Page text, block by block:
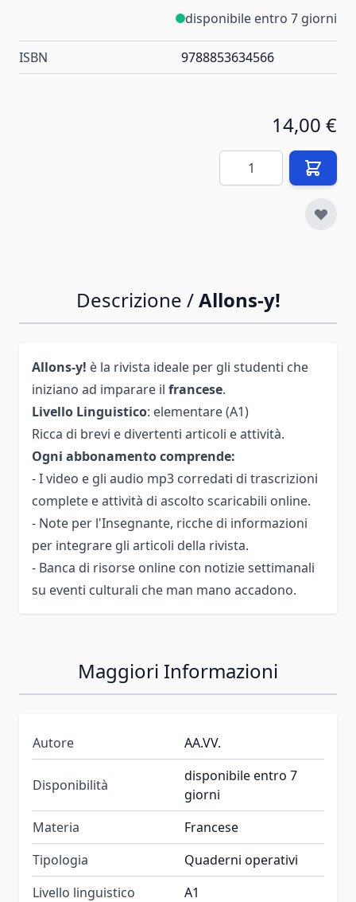
disponibile entro 7 giorni
ISBN 9788853634566
14,00 €
Quantità
Descrizione /Allons-y!
Allons-y! è la rivista ideale per gli studenti che
iniziano ad imparare il francese.
Livello Linguistico: elementare (A1)
Ricca di brevi e divertenti articoli e attività.
Ogni abbonamento comprende:
- I video e gli audio mp3 corredati di trascrizioni
complete e attività di ascolto scaricabili online.
- Note per l'Insegnante, ricche di informazioni
per integrare gli articoli della rivista.
- Banca di risorse online con notizie settimanali
su eventi culturali che man mano accadono.
Maggiori Informazioni
Autore AA.VV.
Disponibilità
disponibile entro 7
giorni
Materia
Francese
Tipologia
Quaderni operativi
Livello linguistico
A1